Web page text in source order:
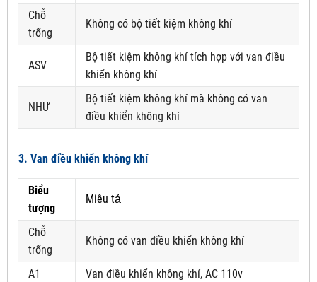
Chỗ
trống
Không có bộ tiết kiệm không khí
ASV
Bộ tiết kiệm không khí tích hợp với van điều
khiển không khí
NHƯ
Bộ tiết kiệm không khí mà không có van
điều khiển không khí
3. Van điều khiển không khí
Biểu
tượng
Miêu tả
Chỗ
trống
Không có van điều khiển không khí
A1
Van điều khiển không khí, AC 110v